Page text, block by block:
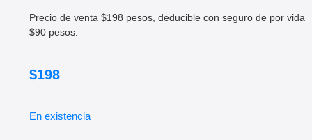
Precio de venta $198 pesos, deducible con seguro de por vida
$90 pesos.
$198
En existencia